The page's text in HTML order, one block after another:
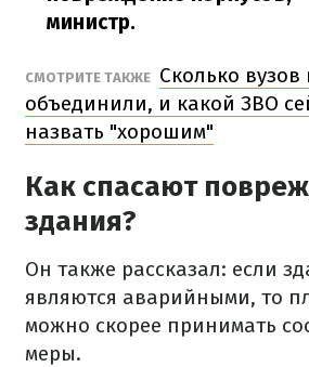
министр.
СМОТРИТЕ ТАКЖЕ Сколько
объединили, и какой ЗВО
назвать "хорошим"
Как спасают
здания?
Он также рассказал: если
являются аварийными, то
можно скорее принимать
меры.